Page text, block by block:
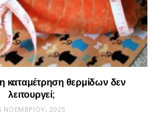
καταμέτρηση θερμίδων δεν
λειτουργεί;
ΝΟΕΜΒΡΊΟΥ, 2025